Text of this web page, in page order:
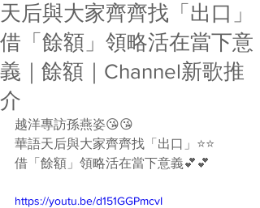
天后與大家齊齊找「出口」
借「餘額」領略活在當下意
義｜餘額｜Channel新歌推
介
越洋專訪孫燕姿😘😘
華語天后與大家齊齊找「出口」⭐⭐
借「餘額」領略活在當下意義💕💕
https://youtu.be/d151GGPmcvI